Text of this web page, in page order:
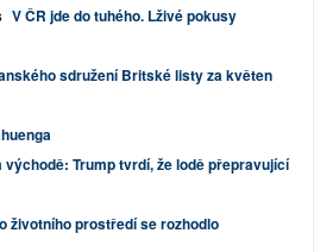
V ČR jde do tuhého. Lživé pokusy
sdružení Britské listy za květen
východě: Trump tvrdí, že lodě přepravující
životního prostředí se rozhodlo